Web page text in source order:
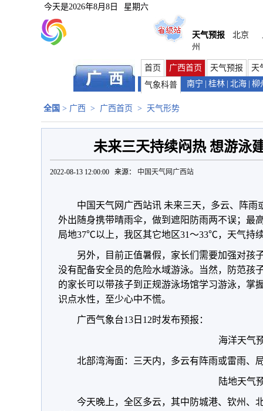
今天是2026年8月8日 星期六
天气预报 北京
州
首页 广西首页 天气预报
天
气象科普
南宁 桂林 北海 柳
全国 > 广西 > 广西首页 > 天气形势
未来三天持续闷热 想游泳
2022-08-13 12:00:00 来源： 中国天气网广西站
中国天气网广西站讯 未来三天，多云、阵
外出随身携带晴雨伞，做到遮阳防雨两不误；最
局地37℃以上，我区其它地区31～33℃，天气持
另外，目前正值暑假，家长们需要加强对孩
没有配备安全员的危险水域游泳。当然，防范孩
的家长可以带孩子到正规游泳场馆学习游泳，掌
识点水性，至少心中不慌。
广西气象台13日12时发布预报：
海洋天气
北部湾海面：三天内，多云有阵雨或雷雨、
陆地天气
今天晚上，全区多云，其中防城港、钦州、